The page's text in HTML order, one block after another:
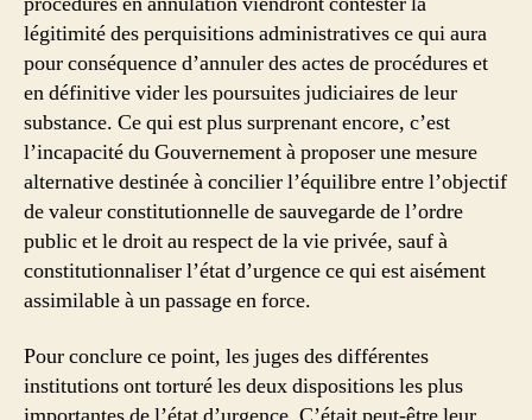
légitimité des perquisitions administratives ce qui aura
pour conséquence d’annuler des actes de procédures et
en définitive vider les poursuites judiciaires de leur
substance. Ce qui est plus surprenant encore, c’est
l’incapacité du Gouvernement à proposer une mesure
alternative destinée à concilier l’équilibre entre l’objectif
de valeur constitutionnelle de sauvegarde de l’ordre
public et le droit au respect de la vie privée, sauf à
constitutionnaliser l’état d’urgence ce qui est aisément
assimilable à un passage en force.
Pour conclure ce point, les juges des différentes
institutions ont torturé les deux dispositions les plus